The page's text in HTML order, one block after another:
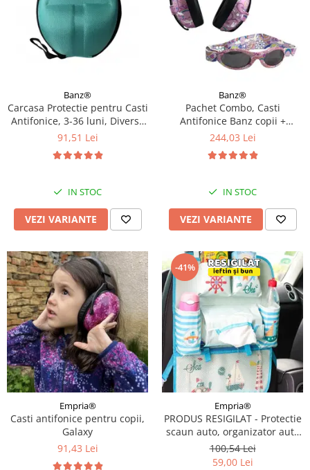
Banz®
Carcasa Protectie pentru Casti
Antifonice, 3-36 luni, Diverse
culori
91,51 Lei
IN STOC
VEZI VARIANTE
Banz®
Pachet Combo, Casti
Antifonice Banz copii +
Ochelari de Soare Protectie
modele
244,03 Lei
IN STOC
VEZI VARIANTE
Empria®
Casti antifonice pentru copii,
Galaxy
91,43 Lei
-41%
Empria®
PRODUS RESIGILAT - Protectie
scaun auto, organizator auto
copii, 8 buzunare, Empria,
54x43 cm, Bleu
100,54 Lei
59,00 Lei